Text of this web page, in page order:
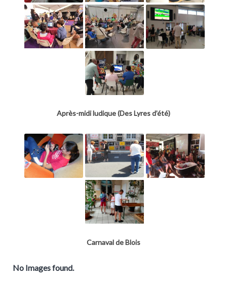
Après-midi ludique (Des Lyres d’été)
Carnaval de Blois
No Images found.